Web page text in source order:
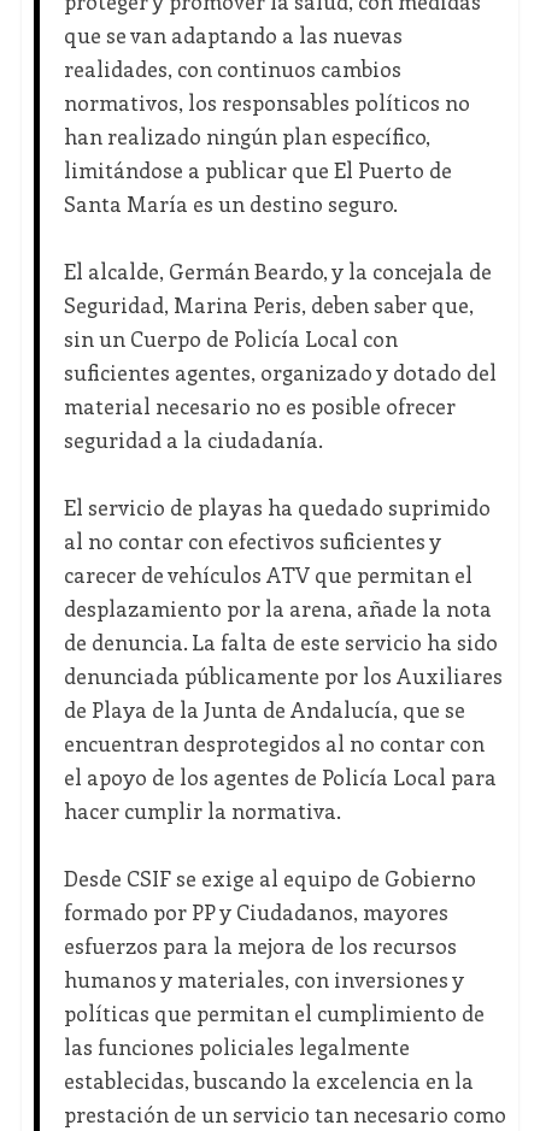
que se van adaptando a las nuevas
realidades, con continuos cambios
normativos, los responsables políticos no
han realizado ningún plan específico,
limitándose a publicar que El Puerto de
Santa María es un destino seguro.
El alcalde, Germán Beardo, y la concejala de
Seguridad, Marina Peris, deben saber que,
sin un Cuerpo de Policía Local con
suficientes agentes, organizado y dotado del
material necesario no es posible ofrecer
seguridad a la ciudadanía.
El servicio de playas ha quedado suprimido
al no contar con efectivos suficientes y
carecer de vehículos ATV que permitan el
desplazamiento por la arena, añade la nota
de denuncia. La falta de este servicio ha sido
denunciada públicamente por los Auxiliares
de Playa de la Junta de Andalucía, que se
encuentran desprotegidos al no contar con
el apoyo de los agentes de Policía Local para
hacer cumplir la normativa.
Desde CSIF se exige al equipo de Gobierno
formado por PP y Ciudadanos, mayores
esfuerzos para la mejora de los recursos
humanos y materiales, con inversiones y
políticas que permitan el cumplimiento de
las funciones policiales legalmente
establecidas, buscando la excelencia en la
prestación de un servicio tan necesario como